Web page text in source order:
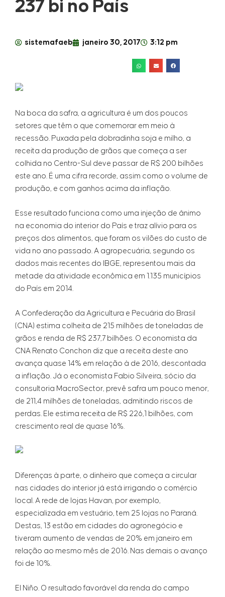
237 bi no País
sistemafaeb janeiro 30, 2017 3:12 pm
Na boca da safra, a agricultura é um dos poucos
setores que têm o que comemorar em meio à
recessão. Puxada pela dobradinha soja e milho, a
receita da produção de grãos que começa a ser
colhida no Centro-Sul deve passar de R$ 200 bilhões
este ano. É uma cifra recorde, assim como o volume de
produção, e com ganhos acima da inflação.
Esse resultado funciona como uma injeção de ânimo
na economia do interior do País e traz alívio para os
preços dos alimentos, que foram os vilões do custo de
vida no ano passado. A agropecuária, segundo os
dados mais recentes do IBGE, representou mais da
metade da atividade econômica em 1.135 municípios
do País em 2014.
A Confederação da Agricultura e Pecuária do Brasil
(CNA) estima colheita de 215 milhões de toneladas de
grãos e renda de R$ 237,7 bilhões. O economista da
CNA Renato Conchon diz que a receita deste ano
avança quase 14% em relação à de 2016, descontada
a inflação. Já o economista Fabio Silveira, sócio da
consultoria MacroSector, prevê safra um pouco menor,
de 211,4 milhões de toneladas, admitindo riscos de
perdas. Ele estima receita de R$ 226,1 bilhões, com
crescimento real de quase 16%.
Diferenças à parte, o dinheiro que começa a circular
nas cidades do interior já está irrigando o comércio
local. A rede de lojas Havan, por exemplo,
especializada em vestuário, tem 25 lojas no Paraná.
Destas, 13 estão em cidades do agronegócio e
tiveram aumento de vendas de 20% em janeiro em
relação ao mesmo mês de 2016. Nas demais o avanço
foi de 10%.
El Niño. O resultado favorável da renda do campo